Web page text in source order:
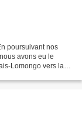
poursuivant nos
avons eu le
Lomongo vers la